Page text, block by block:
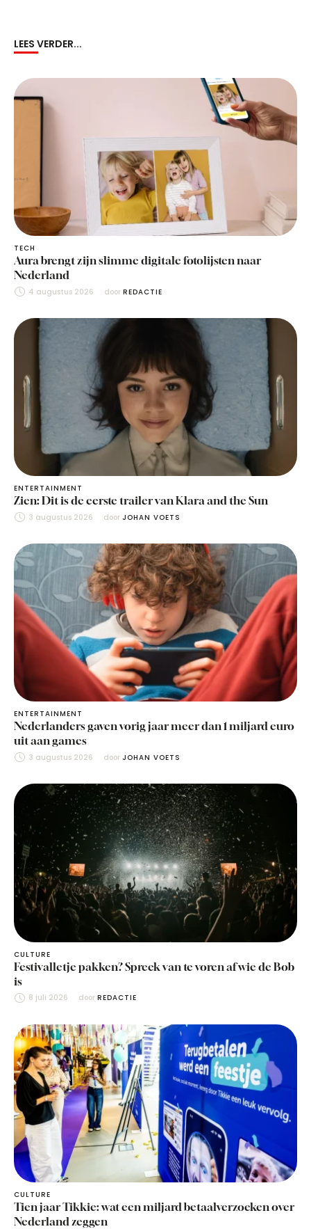
LEES VERDER...
TECH
Aura brengt zijn slimme digitale fotolijsten naar
Nederland
4 augustus 2026 door REDACTIE
ENTERTAINMENT
Zien: Dit is de eerste trailer van Klara and the Sun
3 augustus 2026 door JOHAN VOETS
ENTERTAINMENT
Nederlanders gaven vorig jaar meer dan 1 miljard euro
uit aan games
3 augustus 2026 door JOHAN VOETS
CULTURE
Festivalletje pakken? Spreek van te voren af wie de Bob
is
8 juli 2026 door REDACTIE
CULTURE
Tien jaar Tikkie: wat een miljard betaalverzoeken over
Nederland zeggen